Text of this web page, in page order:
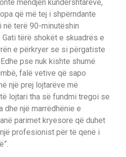
mendjen kundërshtarëve,
që më tej i shpërndante
në terë 90-minutëshin
Gati tërë shokët e skuadrës e
e përkryer se si përgatiste
pse nuk kishte shumë
falë vetive që sapo
një prej lojtarëve më
lojtari tha së fundmi tregoi se
dhe një marrëdhënie e
parimet kryesore që duhet
profesionist për të qenë i